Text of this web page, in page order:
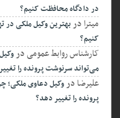
در دادگاه محافظت کنیم؟
میترادربهترین وکیل ملکی در
کنیم؟
کارشناس روابط عمومیدروکیل
می‌تواند سرنوشت پرونده را تغییر
علیرضادروکیل دعاوی ملکی؛
پرونده را تغییر دهد؟